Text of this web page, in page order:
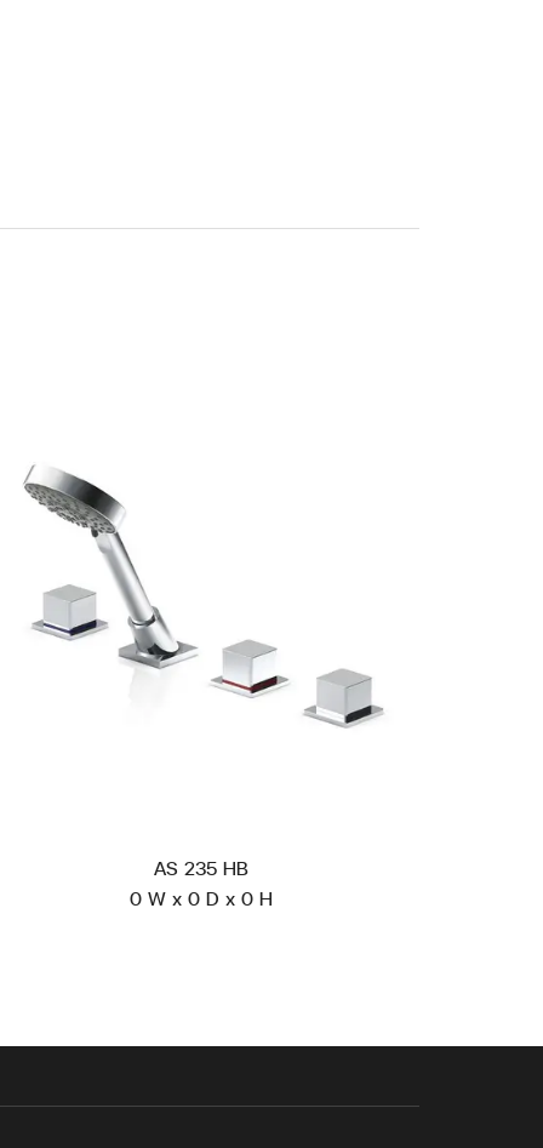
AS 235 HB
0 W x 0 D x 0 H